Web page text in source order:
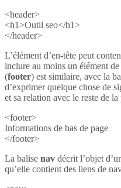
<header>
<h1>Outil seo</h1>
</header>
L’élément d’en-tête peut
inclure au moins un élément
(footer) est similaire, avec la
d’exprimer quelque chose de
et sa relation avec le reste de la
<footer>
Informations de bas de page
</footer>
La balise nav décrit l’objet
qu’elle contient des liens de